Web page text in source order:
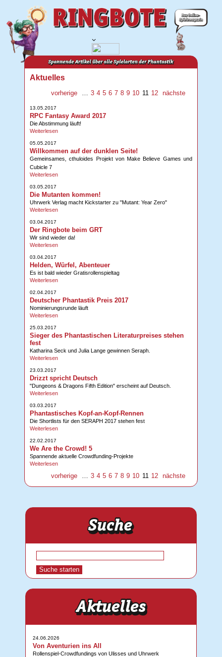
Aktuelles
vorherige … 3 4 5 6 7 8 9 10 11 12 nächste
13.05.2017
RPC Fantasy Award 2017
Die Abstimmung läuft!
Weiterlesen
05.05.2017
Willkommen auf der dunklen Seite!
Gemeinsames, cthuloides Projekt von Make Believe Games und
Cubicle 7
Weiterlesen
03.05.2017
Die Mutanten kommen!
Uhrwerk Verlag macht Kickstarter zu "Mutant: Year Zero"
Weiterlesen
03.04.2017
Der Ringbote beim GRT
Wir sind wieder da!
Weiterlesen
03.04.2017
Helden, Würfel, Abenteuer
Es ist bald wieder Gratisrollenspieltag
Weiterlesen
02.04.2017
Deutscher Phantastik Preis 2017
Nominierungsrunde läuft
Weiterlesen
25.03.2017
Sieger des Phantastischen Literaturpreises stehen
fest
Katharina Seck und Julia Lange gewinnen Seraph.
Weiterlesen
23.03.2017
Drizzt spricht Deutsch
"Dungeons & Dragons Fifth Edition" erscheint auf Deutsch.
Weiterlesen
03.03.2017
Phantastisches Kopf-an-Kopf-Rennen
Die Shortlists für den SERAPH 2017 stehen fest
Weiterlesen
22.02.2017
We Are the Crowd! 5
Spannende aktuelle Crowdfunding-Projekte
Weiterlesen
vorherige … 3 4 5 6 7 8 9 10 11 12 nächste
24.06.2026
Von Aventurien ins All
Rollenspiel-Crowdfundings von Ulisses und Uhrwerk